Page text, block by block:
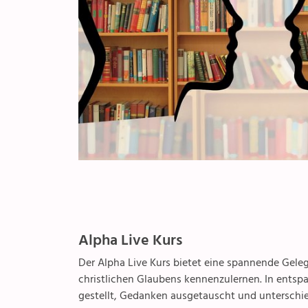
Alpha Live Kurs
Der Alpha Live Kurs bietet eine spannende
christlichen Glaubens kennenzulernen. In
gestellt, Gedanken ausgetauscht und